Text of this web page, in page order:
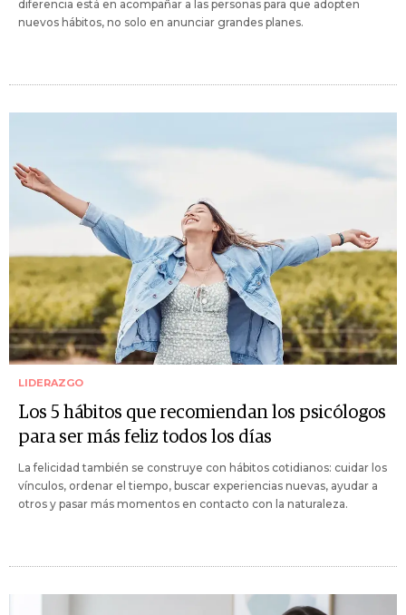
diferencia está en acompañar a las personas para que adopten
nuevos hábitos, no solo en anunciar grandes planes.
LIDERAZGO
Los 5 hábitos que recomiendan los psicólogos
para ser más feliz todos los días
La felicidad también se construye con hábitos cotidianos: cuidar los
vínculos, ordenar el tiempo, buscar experiencias nuevas, ayudar a
otros y pasar más momentos en contacto con la naturaleza.